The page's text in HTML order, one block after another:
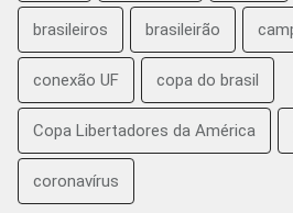
brasileiros brasileirão
conexão UF copa do brasil
Copa Libertadores da América
coronavírus